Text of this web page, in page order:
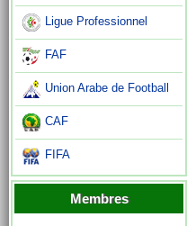
Ligue Professionnel
FAF
Union Arabe de Football
CAF
FIFA
Membres